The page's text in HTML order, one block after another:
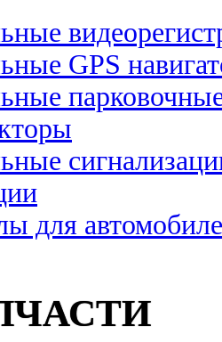
GPS
для